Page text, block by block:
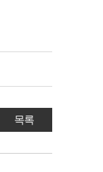
목록